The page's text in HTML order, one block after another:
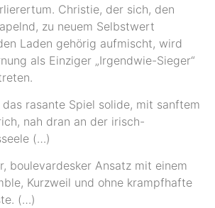
Christie, der sich, den
zu neuem Selbstwert
Laden gehörig aufmischt, wird
als Einziger „Irgendwie-Sieger“
rasante Spiel solide, mit sanftem
nah dran an der irisch-
(…)
boulevardesker Ansatz mit einem
Kurzweil und ohne krampfhafte
(…)